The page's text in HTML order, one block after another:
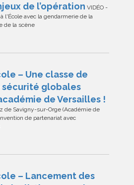
de l’opération VIDÉO -
à l'École avec la gendarmerie de la
de la scène
– Une classe de
globales
de Versailles !
de Savigny-sur-Orge (Académie de
de partenariat avec
– Lancement des